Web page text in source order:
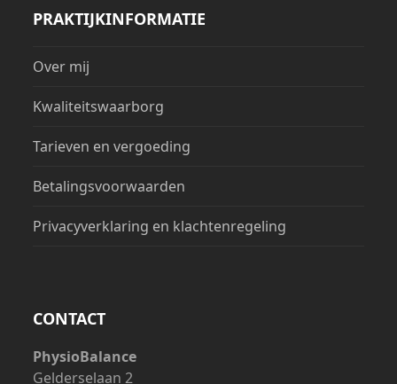
PRAKTIJKINFORMATIE
Over mij
Kwaliteitswaarborg
Tarieven en vergoeding
Betalingsvoorwaarden
Privacyverklaring en klachtenregeling
CONTACT
PhysioBalance
Gelderselaan 2